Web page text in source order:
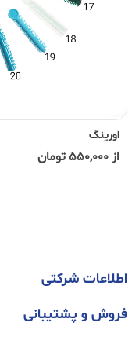
اورینگ
از 550,000 تومان
اطلاعات شرکتی
فروش و پشتیبانی